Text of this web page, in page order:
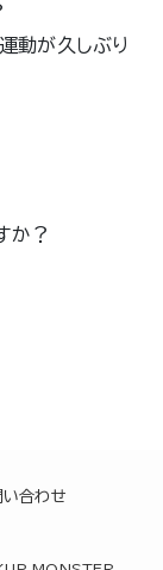
動が久しぶり
か？
い合わせ